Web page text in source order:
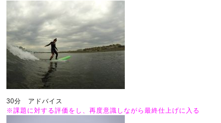
30分 アドバイス
※課題に対する評価をし、再度意識しながら最終仕上げに入る